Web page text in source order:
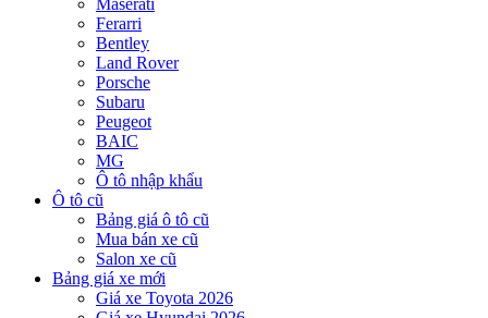
Maserati
Ferarri
Bentley
Land Rover
Porsche
Subaru
Peugeot
BAIC
MG
Ô tô nhập khẩu
Ô tô cũ
Bảng giá ô tô cũ
Mua bán xe cũ
Salon xe cũ
Bảng giá xe mới
Giá xe Toyota 2026